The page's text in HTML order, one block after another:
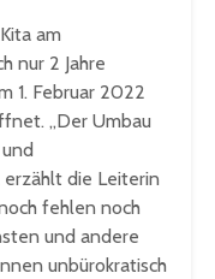
am
nur 2 Jahre
1. Februar 2022
„Der Umbau
erzählt die Leiterin
fehlen noch
und andere
unbürokratisch